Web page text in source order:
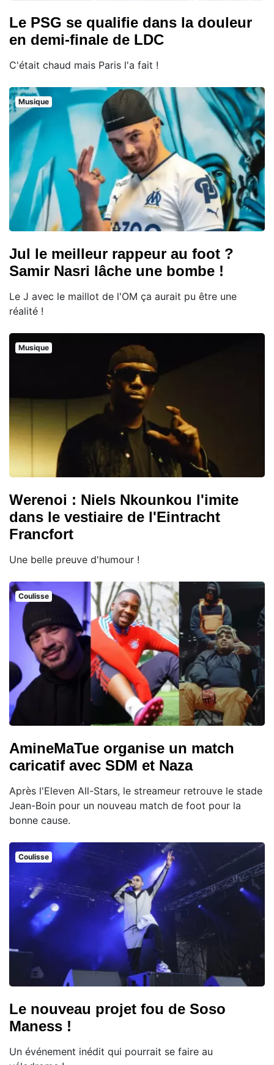
Le PSG se qualifie dans la douleur
en demi-finale de LDC
C'était chaud mais Paris l'a fait !
Musique
Jul le meilleur rappeur au foot ?
Samir Nasri lâche une bombe !
Le J avec le maillot de l'OM ça aurait pu être une
réalité !
Musique
Werenoi : Niels Nkounkou l'imite
dans le vestiaire de l'Eintracht
Francfort
Une belle preuve d'humour !
Coulisse
AmineMaTue organise un match
caricatif avec SDM et Naza
Après l'Eleven All-Stars, le streameur retrouve le stade
Jean-Boin pour un nouveau match de foot pour la
bonne cause.
Coulisse
Le nouveau projet fou de Soso
Maness !
Un événement inédit qui pourrait se faire au